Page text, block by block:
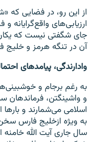
از این رو، در فضایی که
ارزیابی‌های واقع‌گرایانه
جای شگفتی نیست که
آن در تنگه هرمز و خلیج
وادارندگی، پیامد‌های
به رغم برجام و
و واشینگتن، فرماندهان
اسلامی می‌شمارند و بارها
به ویژه ازخلیج فارس سخن
سال جاری آیت الله